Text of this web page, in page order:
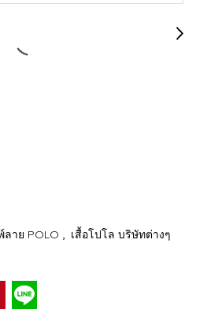
ลาย POLO , เสื้อโปโล บริษัทต่างๆ